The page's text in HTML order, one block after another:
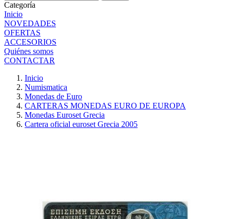
Categoría
Inicio
NOVEDADES
OFERTAS
ACCESORIOS
Quiénes somos
CONTACTAR
Inicio
Numismatica
Monedas de Euro
CARTERAS MONEDAS EURO DE EUROPA
Monedas Euroset Grecia
Cartera oficial euroset Grecia 2005